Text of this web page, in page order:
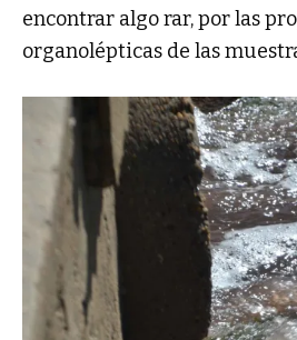
encontrar algo rar, por las
organolépticas de las